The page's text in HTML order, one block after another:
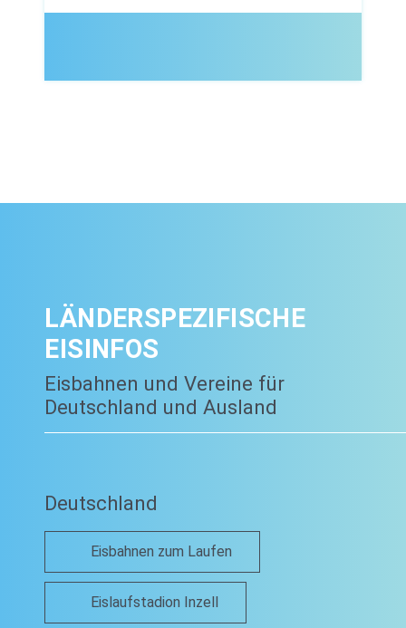
LÄNDERSPEZIFISCHE
EISINFOS
Eisbahnen und Vereine für
Deutschland und Ausland
Deutschland
Eisbahnen zum Laufen
Eislaufstadion Inzell